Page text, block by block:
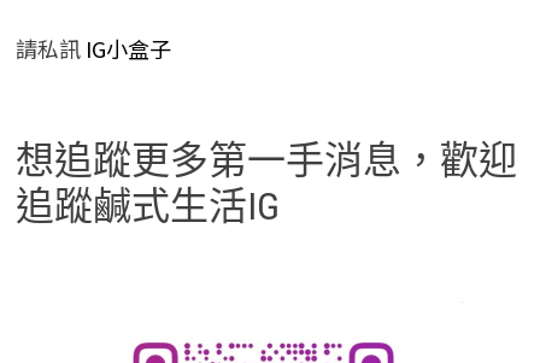
請私訊IG小盒子
想追蹤更多第一手消息，歡迎
追蹤鹹式生活IG